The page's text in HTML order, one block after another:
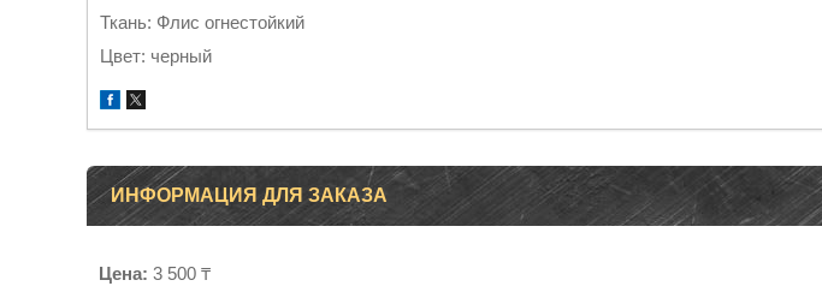
Ткань: Флис огнестойкий
Цвет: черный
ИНФОРМАЦИЯ ДЛЯ ЗАКАЗА
Цена: 3 500 ₸